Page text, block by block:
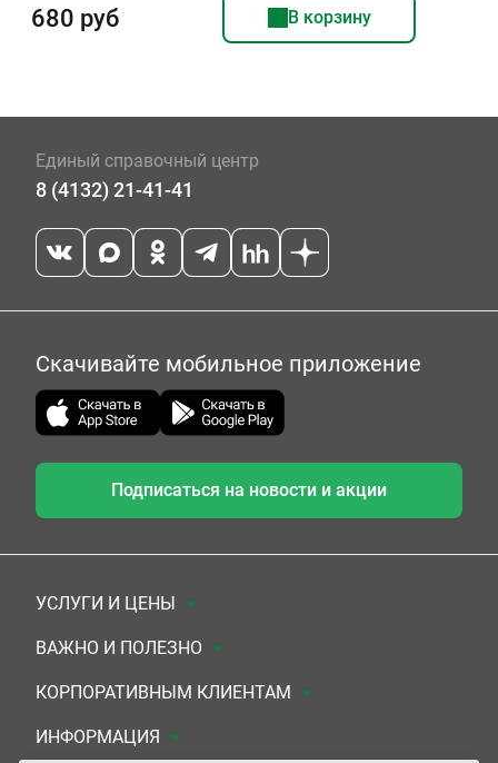
680 руб В корзину
Единый справочный центр
8 (4132) 21-41-41
Скачивайте мобильное приложение
Подписаться на новости и акции
УСЛУГИ И ЦЕНЫ
Анализы
Комплексы
УЗИ
ВАЖНО И ПОЛЕЗНО
Документы для заключения договора
Система скидок
КОРПОРАТИВНЫМ КЛИЕНТАМ
Медицинским организациям
ИНФОРМАЦИЯ